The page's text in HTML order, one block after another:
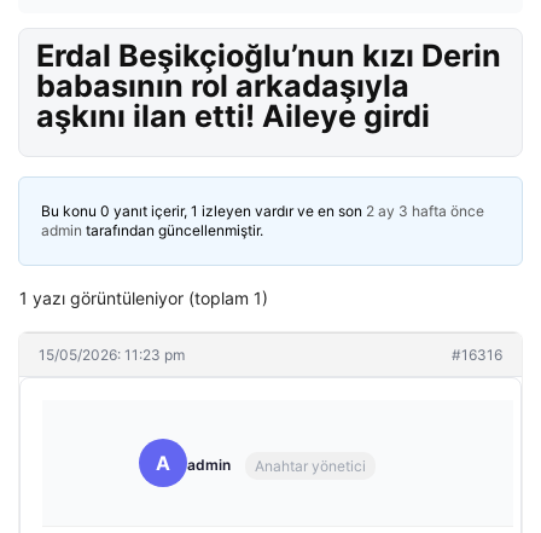
Erdal Beşikçioğlu’nun kızı Derin
babasının rol arkadaşıyla
aşkını ilan etti! Aileye girdi
Bu konu 0 yanıt içerir, 1 izleyen vardır ve en son 2 ay 3 hafta önce
admin tarafından güncellenmiştir.
1 yazı görüntüleniyor (toplam 1)
15/05/2026: 11:23 pm #16316
A admin Anahtar yönetici